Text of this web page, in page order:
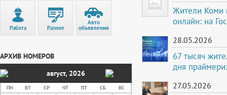
Работа Разное
Авто
объявления
АРХИВ НОМЕРОВ
август, 2026
ПН ВТ СР ЧТ ПТ СБ ВС
Жители Коми
онлайн: на
28.05.2026
67 тысяч
дня
27.05.2026